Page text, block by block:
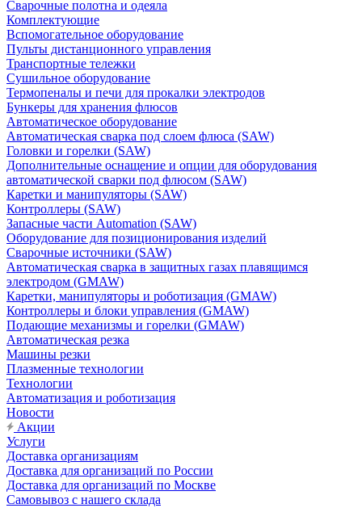
Сварочные полотна и одеяла
Комплектующие
Вспомогательное оборудование
Пульты дистанционного управления
Транспортные тележки
Сушильное оборудование
Термопеналы и печи для прокалки электродов
Бункеры для хранения флюсов
Автоматическое оборудование
Автоматическая сварка под слоем флюса (SAW)
Головки и горелки (SAW)
Дополнительные оснащение и опции для оборудования
автоматической сварки под флюсом (SAW)
Каретки и манипуляторы (SAW)
Контроллеры (SAW)
Запасные части Automation (SAW)
Оборудование для позиционирования изделий
Сварочные источники (SAW)
Автоматическая сварка в защитных газах плавящимся
электродом (GMAW)
Каретки, манипуляторы и роботизация (GMAW)
Контроллеры и блоки управления (GMAW)
Подающие механизмы и горелки (GMAW)
Автоматическая резка
Машины резки
Плазменные технологии
Технологии
Автоматизация и роботизация
Новости
Акции
Услуги
Доставка организациям
Доставка для организаций по России
Доставка для организаций по Москве
Самовывоз с нашего склада